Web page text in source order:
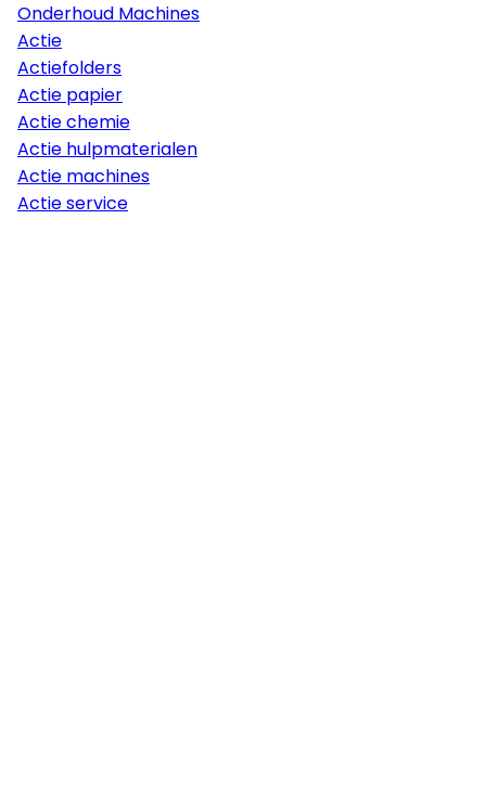
Onderhoud Machines
Actie
Actiefolders
Actie papier
Actie chemie
Actie hulpmaterialen
Actie machines
Actie service